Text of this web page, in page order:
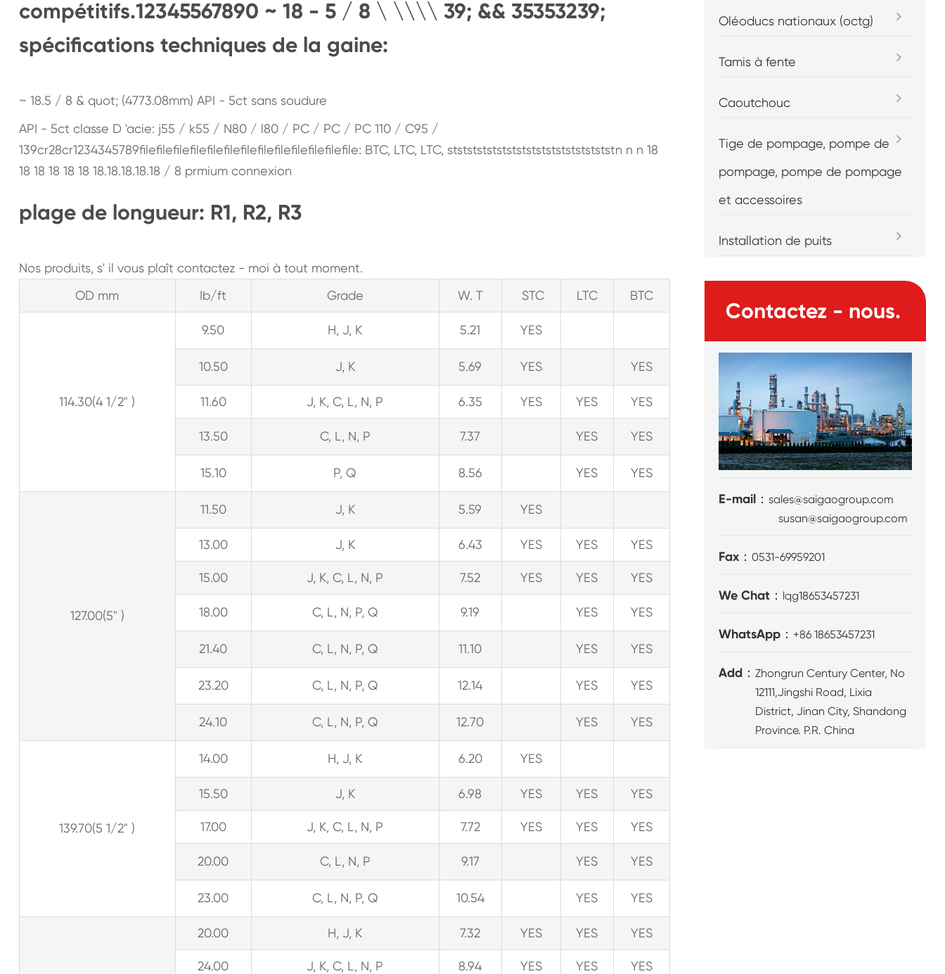
compétitifs.12345567890 ~ 18 - 5 / 8 \ \\\\ 39; && 35353239;
spécifications techniques de la gaine:
~ 18.5 / 8 & quot; (4773.08mm) API - 5ct sans soudure
API - 5ct classe D 'acie: j55 / k55 / N80 / l80 / PC / PC / PC 110 / C95 /
139cr28cr1234345789filefilefilefilefilefilefilefilefilefilefilefilefile: BTC, LTC, LTC, stststststststststststststststststn n n 18
18 18 18 18 18 18.18.18.18.18 / 8 prmium connexion
plage de longueur: R1, R2, R3
Nos produits, s' il vous plaît contactez - moi à tout moment.
OD mm
Ib/ft Grade W. T STC LTC BTC
114.30(4 1/2" )
9.50 H, J, K 5.21 YES
10.50 J, K 5.69 YES YES
11.60 J, K, C, L, N, P 6.35 YES YES YES
13.50 C, L, N, P 7.37 YES YES
15.10 P, Q 8.56 YES YES
127.00(5" )
11.50 J, K 5.59 YES
13.00 J, K 6.43 YES YES YES
15.00 J, K, C, L, N, P 7.52 YES YES YES
18.00 C, L, N, P, Q 9.19 YES YES
21.40 C, L, N, P, Q 11.10 YES YES
23.20 C, L, N, P, Q 12.14 YES YES
24.10 C, L, N, P, Q 12.70 YES YES
139.70(5 1/2" )
14.00 H, J, K 6.20 YES
15.50 J, K 6.98 YES YES YES
17.00 J, K, C, L, N, P 7.72 YES YES YES
20.00 C, L, N, P 9.17 YES YES
23.00 C, L, N, P, Q 10.54 YES YES
20.00 H, J, K 7.32 YES YES YES
24.00 J, K, C, L, N, P 8.94 YES YES YES
Oléoducs nationaux (octg)
Tamis à fente
Caoutchouc
Tige de pompage, pompe de
pompage, pompe de pompage
et accessoires
Installation de puits
Contactez - nous.
E-mail：sales@saigaogroup.com
susan@saigaogroup.com
Fax：0531-69959201
We Chat： lqg18653457231
WhatsApp： +86 18653457231
Add：Zhongrun Century Center, No
12111,Jingshi Road, Lixia
District, Jinan City, Shandong
Province. P.R. China